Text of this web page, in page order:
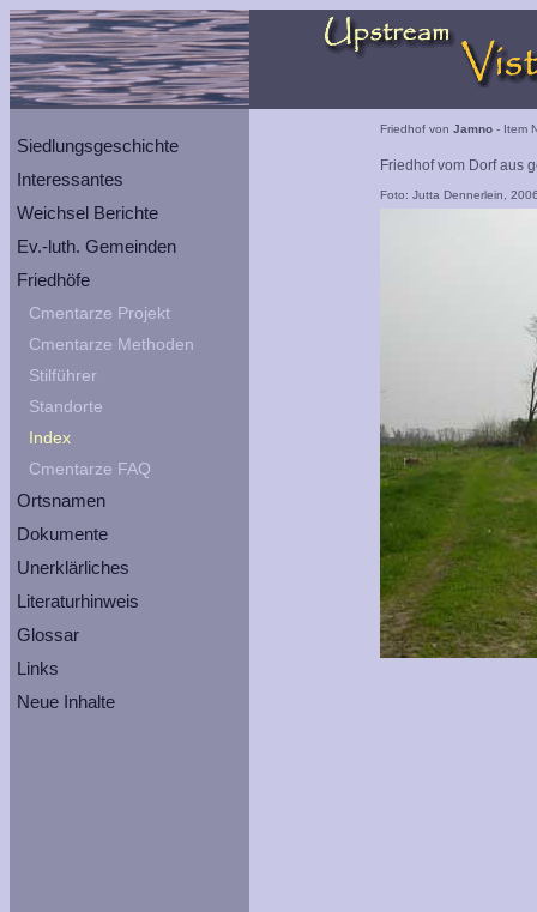
Siedlungsgeschichte
Interessantes
Weichsel Berichte
Ev.-luth. Gemeinden
Friedhöfe
Cmentarze Projekt
Cmentarze Methoden
Stilführer
Standorte
Index
Cmentarze FAQ
Ortsnamen
Dokumente
Unerklärliches
Literaturhinweis
Glossar
Links
Neue Inhalte
Friedhof von Jamno - Item
Friedhof vom Dorf aus
Foto: Jutta Dennerlein,